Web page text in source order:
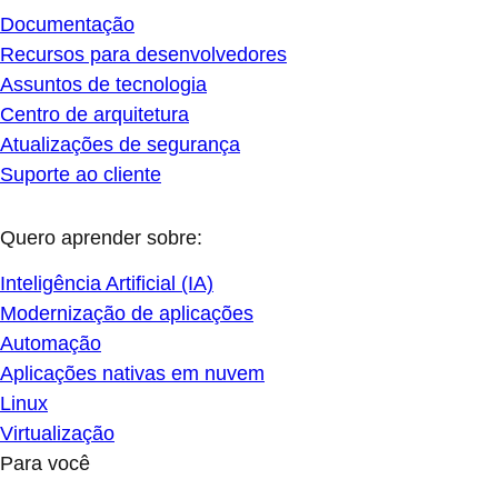
Documentação
Recursos para desenvolvedores
Assuntos de tecnologia
Centro de arquitetura
Atualizações de segurança
Suporte ao cliente
Quero aprender sobre:
Inteligência Artificial (IA)
Modernização de aplicações
Automação
Aplicações nativas em nuvem
Linux
Virtualização
Para você